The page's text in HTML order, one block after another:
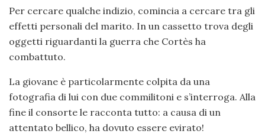
Per cercare qualche indizio, comincia a cercare tra gli
effetti personali del marito. In un cassetto trova degli
oggetti riguardanti la guerra che Cortès ha
combattuto.
La giovane è particolarmente colpita da una
fotografia di lui con due commilitoni e s’interroga. Alla
fine il consorte le racconta tutto: a causa di un
attentato bellico, ha dovuto essere evirato!